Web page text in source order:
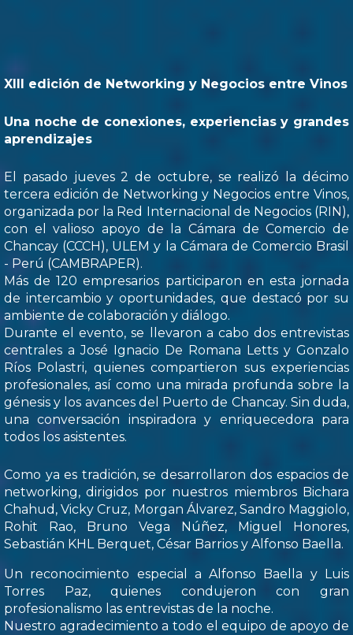
XIII edición de Networking y Negocios entre Vinos
Una noche de conexiones, experiencias y grandes
aprendizajes
El pasado jueves 2 de octubre, se realizó la décimo
tercera edición de Networking y Negocios entre Vinos,
organizada por la Red Internacional de Negocios (RIN),
con el valioso apoyo de la Cámara de Comercio de
Chancay (CCCH), ULEM y la Cámara de Comercio Brasil
- Perú (CAMBRAPER).
Más de 120 empresarios participaron en esta jornada
de intercambio y oportunidades, que destacó por su
ambiente de colaboración y diálogo.
Durante el evento, se llevaron a cabo dos entrevistas
centrales a José Ignacio De Romana Letts y Gonzalo
Ríos Polastri, quienes compartieron sus experiencias
profesionales, así como una mirada profunda sobre la
génesis y los avances del Puerto de Chancay. Sin duda,
una conversación inspiradora y enriquecedora para
todos los asistentes.
Como ya es tradición, se desarrollaron dos espacios de
networking, dirigidos por nuestros miembros Bichara
Chahud, Vicky Cruz, Morgan Álvarez, Sandro Maggiolo,
Rohit Rao, Bruno Vega Núñez, Miguel Honores,
Sebastián KHL Berquet, César Barrios y Alfonso Baella.
Un reconocimiento especial a Alfonso Baella y Luis
Torres Paz, quienes condujeron con gran
profesionalismo las entrevistas de la noche.
Nuestro agradecimiento a todo el equipo de apoyo de